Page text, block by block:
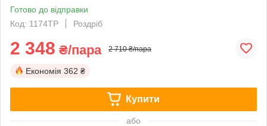
Готово до відправки
Код: 1174TP
Роздріб
2 348 ₴/пара 2 710 ₴/пара
Економія 362 ₴
Купити
або